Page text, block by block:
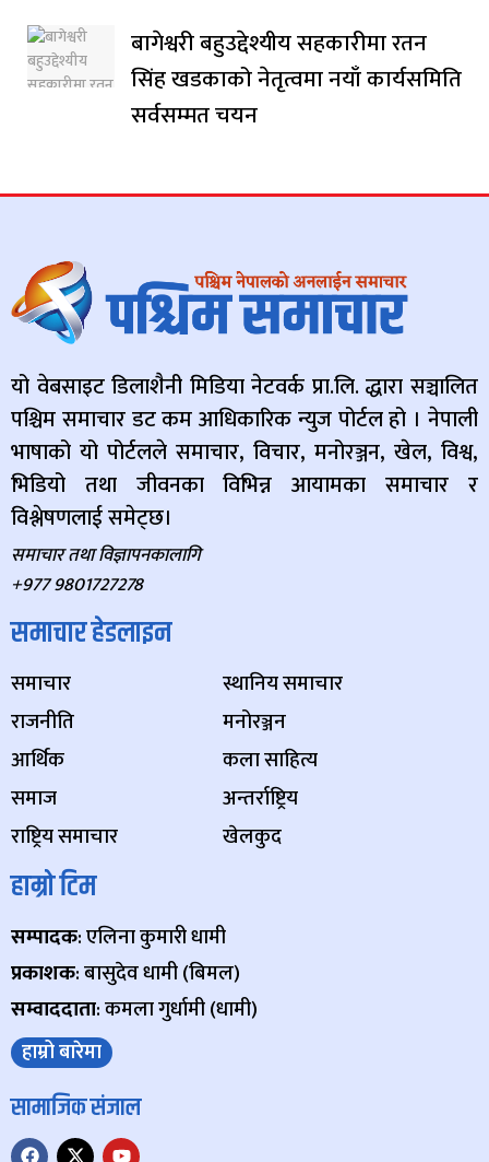
बागेश्वरी बहुउद्देश्यीय सहकारीमा रतन
सिंह खडकाको नेतृत्वमा नयाँ कार्यसमिति
सर्वसम्मत चयन
यो वेबसाइट डिलाशैनी मिडिया नेटवर्क प्रा.लि. द्धारा सञ्चालित
पश्चिम समाचार डट कम आधिकारिक न्युज पोर्टल हो । नेपाली
भाषाको यो पोर्टलले समाचार, विचार, मनोरञ्जन, खेल, विश्व,
भिडियो तथा जीवनका विभिन्न आयामका समाचार र
विश्लेषणलाई समेट्छ।
समाचार तथा विज्ञापनकालागि
+977 9801727278
समाचार हेडलाइन
समाचार
राजनीति
आर्थिक
समाज
राष्ट्रिय समाचार
स्थानिय समाचार
मनोरञ्जन
कला साहित्य
अन्तर्राष्ट्रिय
खेलकुद
हाम्रो टिम
सम्पादक: एलिना कुमारी धामी
प्रकाशक: बासुदेव धामी (बिमल)
सम्वाददाता: कमला गुर्धामी (धामी)
हाम्रो बारेमा
सामाजिक संजाल